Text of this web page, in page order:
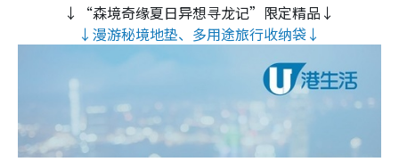
↓“森境奇缘夏日异想寻龙记”限定精品↓
↓漫游秘境地垫、多用途旅行收纳袋↓